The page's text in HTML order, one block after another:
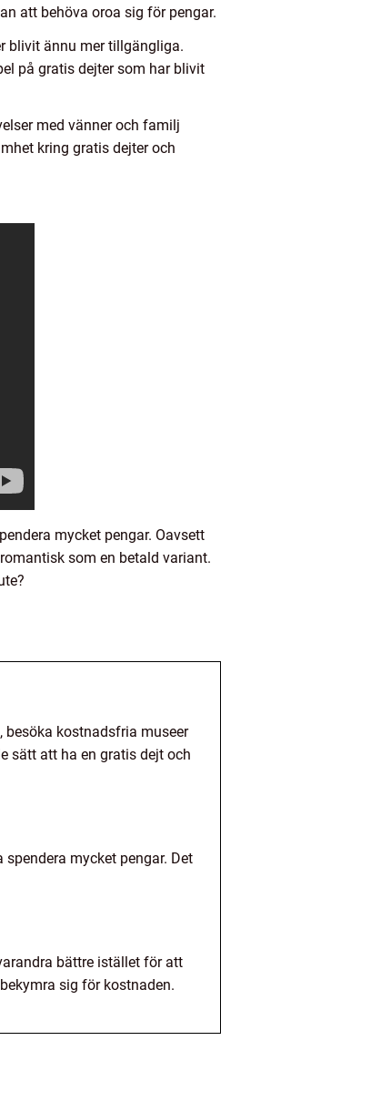
att behöva oroa sig för pengar.
blivit ännu mer tillgängliga.
på gratis dejter som har blivit
med vänner och familj
kring gratis dejter och
mycket pengar. Oavsett
som en betald variant.
besöka kostnadsfria museer
sätt att ha en gratis dejt och
mycket pengar. Det
bättre istället för att
sig för kostnaden.